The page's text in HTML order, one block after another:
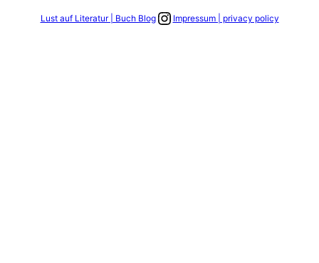
Lust auf Literatur | Buch BlogLink zum Instagram Account
Impressum | privacy policy